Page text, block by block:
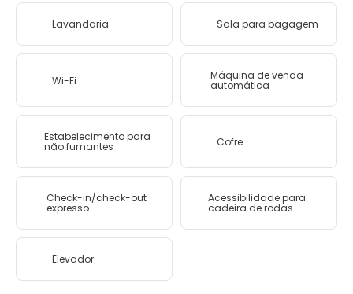
Lavandaria Sala para bagagem
Wi-Fi Máquina de venda
automática
Estabelecimento para
não fumantes Cofre
Check-in/check-out
expresso
Acessibilidade para
cadeira de rodas
Elevador